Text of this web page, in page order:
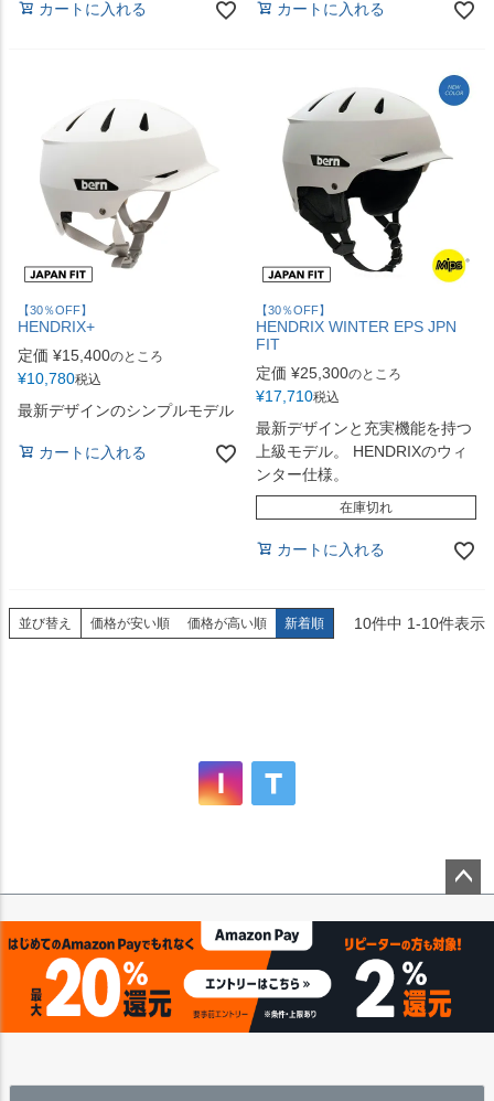
カートに入れる カートに入れる
【30％OFF】
HENDRIX+
定価 ¥15,400のところ
¥10,780税込
最新デザインのシンプルモデル
カートに入れる
【30％OFF】
HENDRIX WINTER EPS JPN
FIT
定価 ¥25,300のところ
¥17,710税込
最新デザインと充実機能を持つ
上級モデル。 HENDRIXのウィ
ンター仕様。
在庫切れ
カートに入れる
並び替え 価格が安い順 価格が高い順 新着順 10件中 1-10件表示
ップ